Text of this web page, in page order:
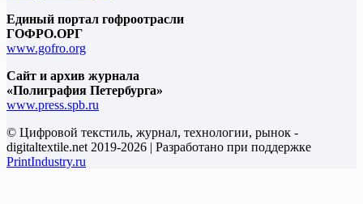
Единый портал гофроотрасли
ГОФРО.ОРГ
www.gofro.org
Сайт и архив журнала
«Полиграфия Петербурга»
www.press.spb.ru
© Цифровой текстиль, журнал, технологии, рынок -
digitaltextile.net 2019-2026 | Разработано при поддержке
PrintIndustry.ru